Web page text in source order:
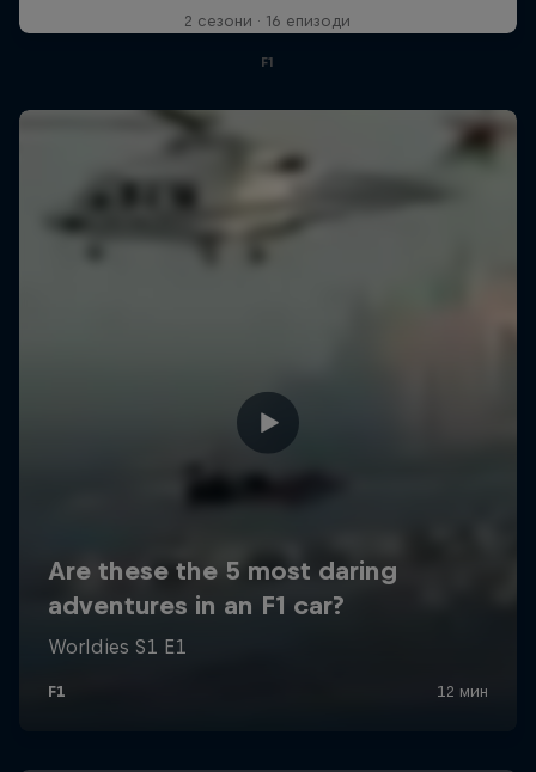
2 сезони · 16 епизоди
F1